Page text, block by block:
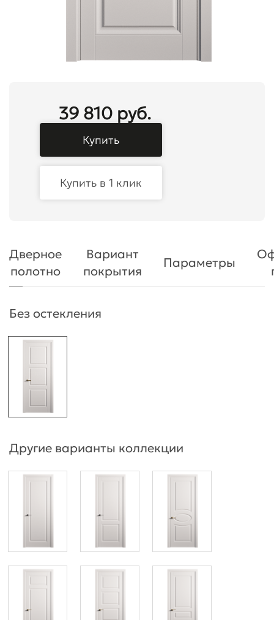
39 810 руб.
Купить
Купить в 1 клик
Дверное
полотно
Вариант
покрытия
Параметры
Без остекления
Другие варианты коллекции